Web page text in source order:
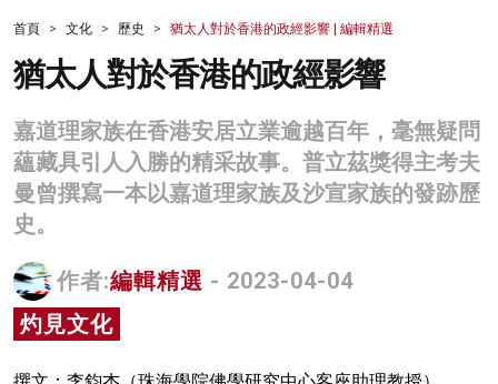
財經
生活
商業
科技
名家榜
灼見活動
首頁 文化 歷史 猶太人對於香港的政經影響 | 編輯精選
猶太人對於香港的政經影響
嘉道理家族在香港安居立業逾越百年，毫無疑問
蘊藏具引人入勝的精采故事。普立茲獎得主考夫
曼曾撰寫一本以嘉道理家族及沙宣家族的發跡歷
史。
作者:編輯精選 - 2023-04-04
灼見文化